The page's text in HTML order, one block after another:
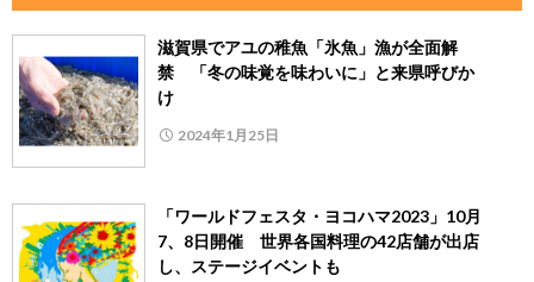
滋賀県でアユの稚魚「氷魚」漁が全面解
禁 「冬の味覚を味わいに」と来県呼びか
け
2024年1月25日
「ワールドフェスタ・ヨコハマ2023」10月
7、8日開催 世界各国料理の42店舗が出店
し、ステージイベントも